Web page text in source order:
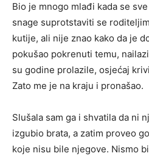
Bio je mnogo mlađi kada se
snage suprotstaviti se
kutije, ali nije znao kako da je
pokušao pokrenuti temu,
su godine prolazile, osjećaj
Zato me je na kraju i pronašao.
Slušala sam ga i shvatila da ni
izgubio brata, a zatim proveo
koje nisu bile njegove. Nismo